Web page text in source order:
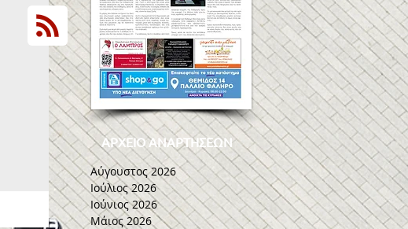
ΑΡΧΕΙΟ ΑΝΑΡΤΗΣΕΩΝ
Αύγουστος 2026
Ιούλιος 2026
Ιούνιος 2026
Μάιος 2026